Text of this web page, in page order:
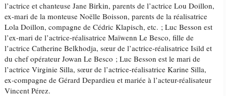
l’actrice et chanteuse Jane Birkin, parents de l’actrice Lou Doillon,
ex-mari de la monteuse Noëlle Boisson, parents de la réalisatrice
Lola Doillon, compagne de Cédric Klapisch, etc. ; Luc Besson est
l’ex-mari de l’actrice-réalisatrice Maïwenn Le Besco, fille de
l’actrice Catherine Belkhodja, sœur de l’actrice-réalisatrice Isild et
du chef opérateur Jowan Le Besco ; Luc Besson est le mari de
l’actrice Virginie Silla, sœur de l’actrice-réalisatrice Karine Silla,
ex-compagne de Gérard Depardieu et mariée à l’acteur-réalisateur
Vincent Pérez.